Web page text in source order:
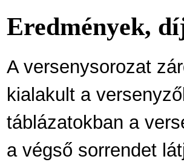
Eredmények,
A versenysorozat
kialakult a
táblázatokban a
a végső sorrendet